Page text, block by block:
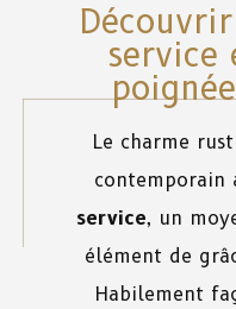
service
Le charme
contemporain
service, un
élément de
Habilement